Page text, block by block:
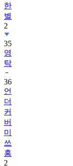
한
별
2
35
영
탁
36
언
더
커
버
미
쓰
홍
2